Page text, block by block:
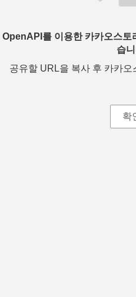
OpenAPI를 이용한 카카오스토
습
공유할 URL을 복사 후 카카
확